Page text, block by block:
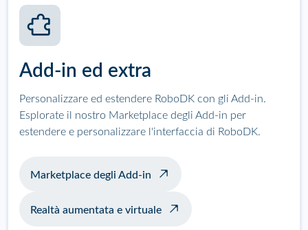
Add-in ed extra
Personalizzare ed estendere RoboDK con gli Add-in.
Esplorate il nostro Marketplace degli Add-in per
estendere e personalizzare l'interfaccia di RoboDK.
Marketplace degli Add-in
Realtà aumentata e virtuale